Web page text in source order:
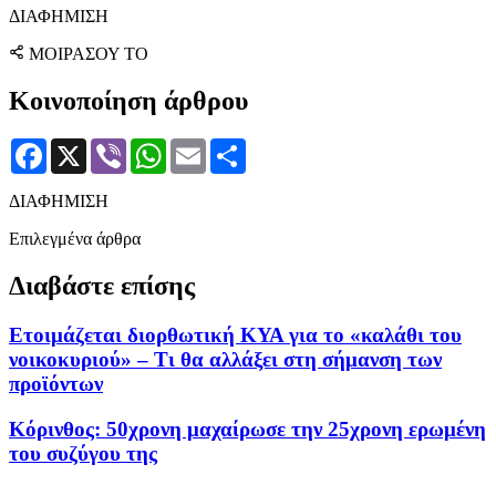
ΔΙΑΦΗΜΙΣΗ
ΜΟΙΡΑΣΟΥ ΤΟ
Κοινοποίηση άρθρου
Facebook
X Viber WhatsApp
Email
ΔΙΑΦΗΜΙΣΗ
Επιλεγμένα άρθρα
Διαβάστε επίσης
Ετοιμάζεται διορθωτική ΚΥΑ για το «καλάθι του
νοικοκυριού» – Τι θα αλλάξει στη σήμανση των
προϊόντων
Κόρινθος: 50χρονη μαχαίρωσε την 25χρονη ερωμένη
του συζύγου της